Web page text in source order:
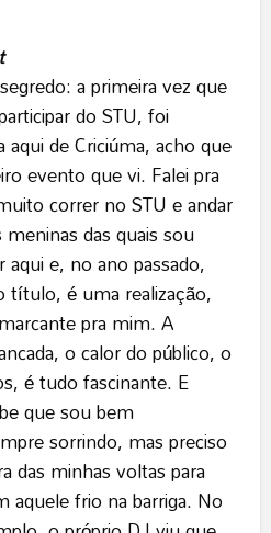
a primeira vez que
do STU, foi
de Criciúma, acho que
evento que vi. Falei pra
correr no STU e andar
das quais sou
e, no ano passado,
título, é uma realização,
pra mim. A
o calor do público, o
é tudo fascinante. E
que sou bem
sorrindo, mas preciso
das minhas voltas para
aquele frio na barriga. No